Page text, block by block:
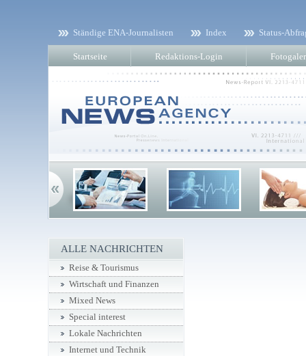
Ständige ENA-Journalisten Index Status-
Startseite Redaktions-Login
ALLE NACHRICHTEN
Reise & Tourismus
Wirtschaft und Finanzen
Mixed News
Special interest
Lokale Nachrichten
Internet und Technik